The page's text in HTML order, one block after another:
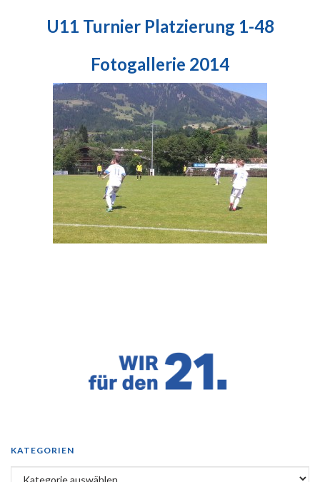
U11 Turnier Platzierung 1-48
Fotogallerie 2014
KATEGORIEN
Kategorien